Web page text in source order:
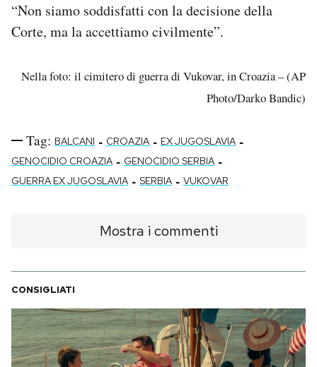
“Non siamo soddisfatti con la decisione della
Corte, ma la accettiamo civilmente”.
Nella foto: il cimitero di guerra di Vukovar, in Croazia – (AP
Photo/Darko Bandic)
Tag: BALCANI - CROAZIA - EX JUGOSLAVIA -
GENOCIDIO CROAZIA - GENOCIDIO SERBIA -
GUERRA EX JUGOSLAVIA - SERBIA - VUKOVAR
Mostra i commenti
CONSIGLIATI